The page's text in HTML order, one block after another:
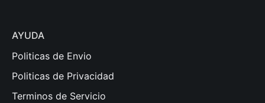
AYUDA
Politicas de Envio
Politicas de Privacidad
Terminos de Servicio